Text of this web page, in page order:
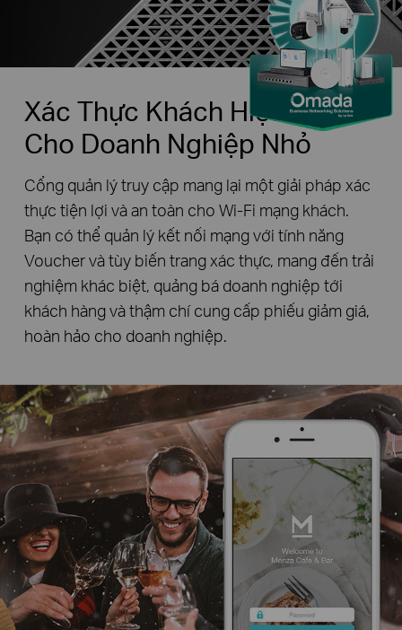
Xác Thực Khách Hiệu Quả
Cho Doanh Nghiệp Nhỏ
Cổng quản lý truy cập mang lại một giải pháp xác
thực tiện lợi và an toàn cho Wi-Fi mạng khách.
Bạn có thể quản lý kết nối mạng với tính năng
Voucher vàtùy biến trang xác thực, mang đến trải
nghiệm khác biệt, quảng bá doanh nghiệp tới
khách hàngvà thậm chí cung cấp phiếu giảm giá,
hoàn hảo cho doanh nghiệp.